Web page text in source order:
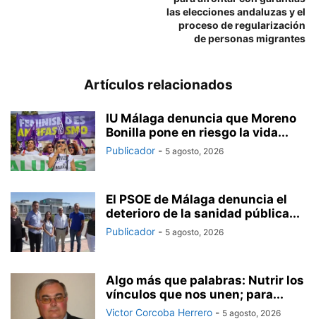
las elecciones andaluzas y el
proceso de regularización
de personas migrantes
Artículos relacionados
IU Málaga denuncia que Moreno
Bonilla pone en riesgo la vida...
Publicador - 5 agosto, 2026
El PSOE de Málaga denuncia el
deterioro de la sanidad pública...
Publicador - 5 agosto, 2026
Algo más que palabras: Nutrir los
vínculos que nos unen; para...
Victor Corcoba Herrero - 5 agosto, 2026